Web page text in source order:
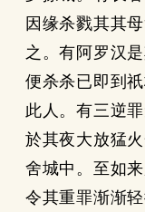
因缘杀戮其其
之。有阿罗汉
便杀杀已即到
此人。有三逆
於其夜大放猛
舍城中。至如
令其重罪渐渐